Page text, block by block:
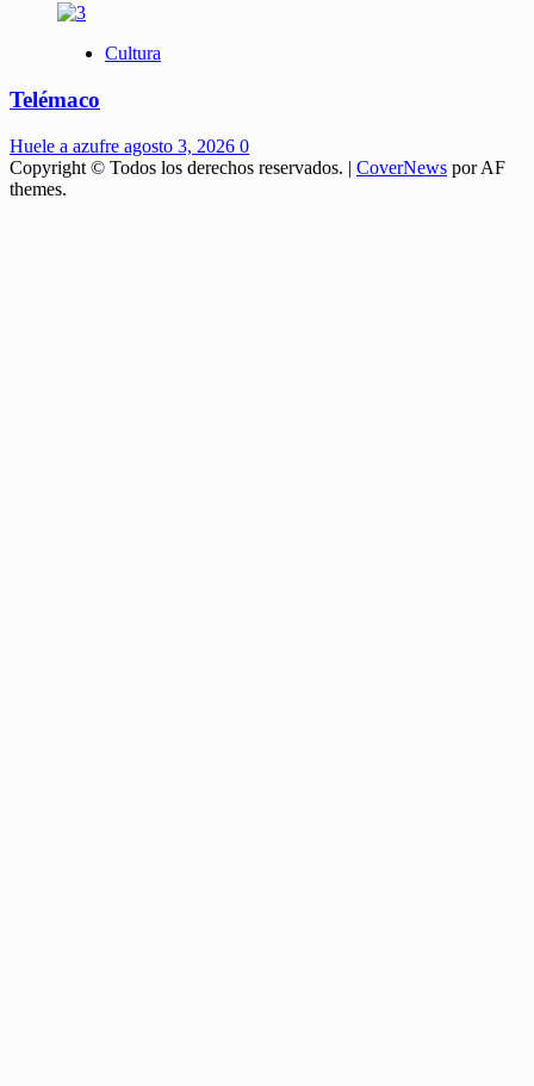
Cultura
Telémaco
Huele a azufre agosto 3, 2026 0
Copyright © Todos los derechos reservados. | CoverNews por AF
themes.